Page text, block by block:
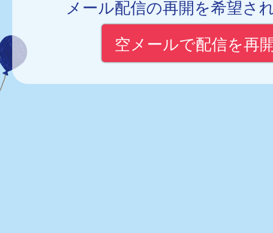
メール配信の再開を希望さ
空メールで配信を再